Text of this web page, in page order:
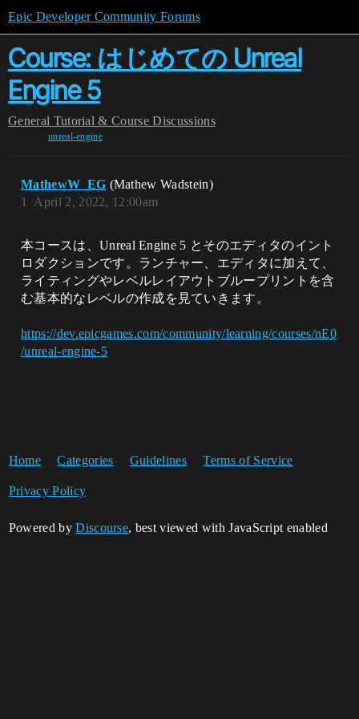
Epic Developer Community Forums
Course: はじめての Unreal
Engine 5
General Tutorial & Course Discussions
unreal-engine
MathewW_EG (Mathew Wadstein)
April 2, 2022, 12:00am
1
本コースは、Unreal Engine 5 とそのエディタのイント
ロダクションです。ランチャー、エディタに加えて、
ライティングやレベルレイアウトブループリントを含
む基本的なレベルの作成を見ていきます。
https://dev.epicgames.com/community/learning/courses/nE0
/unreal-engine-5
Home Categories Guidelines Terms of Service
Privacy Policy
Powered byDiscourse, best viewed with JavaScript enabled